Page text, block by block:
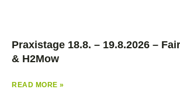
Praxistage 18.8. – 19.8.2026 –
& H2Mow
READ MORE »